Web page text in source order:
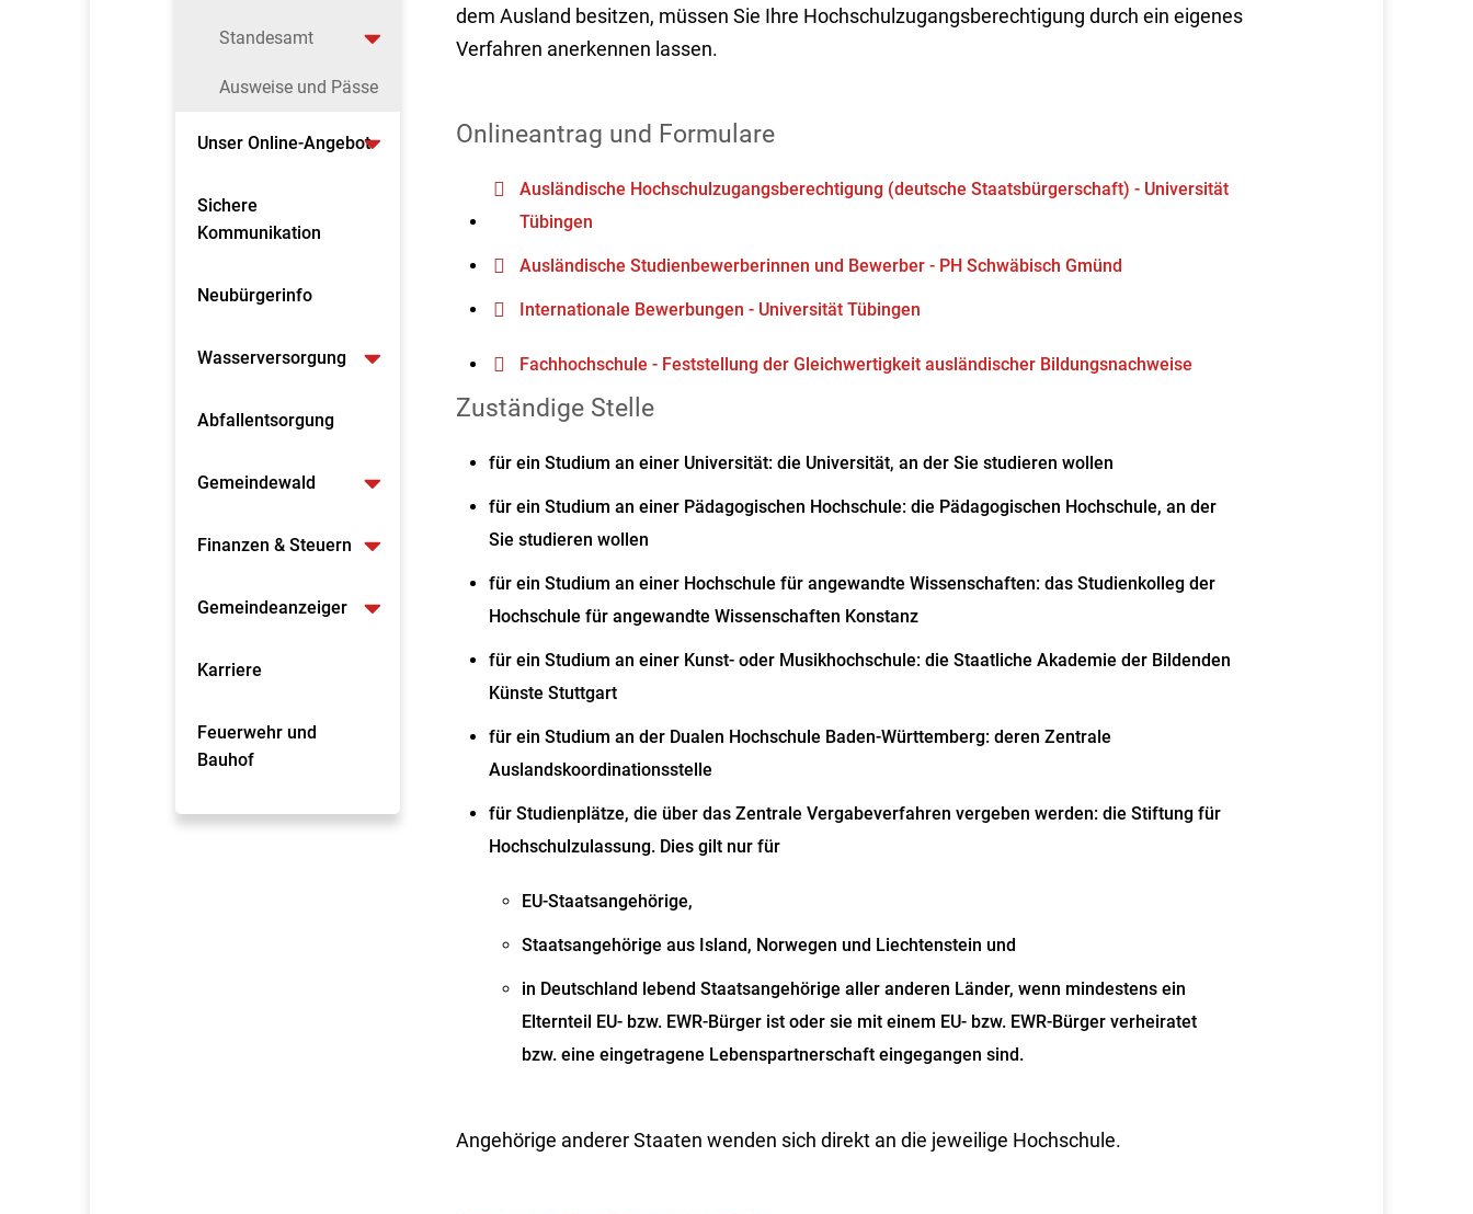
Standesamt
Ausweise und Pässe
Unser Online-Angebot
Sichere
Kommunikation
Neubürgerinfo
Wasserversorgung
Abfallentsorgung
Gemeindewald
Finanzen & Steuern
Gemeindeanzeiger
Karriere
Feuerwehr und
Bauhof
dem Ausland besitzen, müssen Sie Ihre Hochschulzugangsberechtigung durch ein eigenes
Verfahren anerkennen lassen.
Onlineantrag und Formulare
Ausländische Hochschulzugangsberechtigung (deutsche Staatsbürgerschaft) - Universität
Tübingen
Ausländische Studienbewerberinnen und Bewerber - PH Schwäbisch Gmünd
Internationale Bewerbungen - Universität Tübingen
Fachhochschule - Feststellung der Gleichwertigkeit ausländischer Bildungsnachweise
Zuständige Stelle
für ein Studium an einer Universität: die Universität, an der Sie studieren wollen
für ein Studium an einer Pädagogischen Hochschule: die Pädagogischen Hochschule, an der
Sie studieren wollen
für ein Studium an einer Hochschule für angewandte Wissenschaften: das Studienkolleg der
Hochschule für angewandte Wissenschaften Konstanz
für ein Studium an einer Kunst- oder Musikhochschule: die Staatliche Akademie der Bildenden
Künste Stuttgart
für ein Studium an der Dualen Hochschule Baden-Württemberg: deren Zentrale
Auslandskoordinationsstelle
für Studienplätze, die über das Zentrale Vergabeverfahren vergeben werden: die Stiftung für
Hochschulzulassung. Dies gilt nur für
EU-Staatsangehörige,
Staatsangehörige aus Island, Norwegen und Liechtenstein und
in Deutschland lebend Staatsangehörige aller anderen Länder, wenn mindestens ein
Elternteil EU- bzw. EWR-Bürger ist oder sie mit einem EU- bzw. EWR-Bürger verheiratet
bzw. eine eingetragene Lebenspartnerschaft eingegangen sind.
Angehörige anderer Staaten wenden sich direkt an die jeweilige Hochschule.